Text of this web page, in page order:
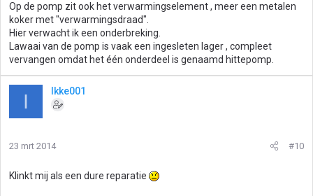
Op de pomp zit ook het verwarmingselement , meer een metalen
koker met "verwarmingsdraad".
Hier verwacht ik een onderbreking.
Lawaai van de pomp is vaak een ingesleten lager , compleet
vervangen omdat het één onderdeel is genaamd hittepomp.
I Ikke001
23 mrt 2014 #10
Klinkt mij als een dure reparatie